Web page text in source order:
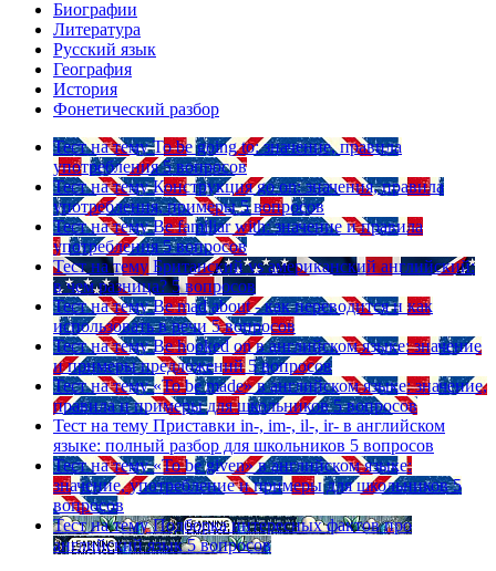
Биографии
Литература
Русский язык
География
История
Фонетический разбор
Тест на тему To be going to: значение, правила
употребления 5 вопросов
Тест на тему Конструкция go on: значения, правила
употребления, примеры 5 вопросов
Тест на тему Be familiar with: значение и правила
употребления 5 вопросов
Тест на тему Британский vs американский английский:
в чем разница? 5 вопросов
Тест на тему Be mad about - как переводится и как
использовать в речи 5 вопросов
Тест на тему Be hooked on в английском языке: значение
и примеры предложений 5 вопросов
Тест на тему «To be made» в английском языке: значение,
правила и примеры для школьников 5 вопросов
Тест на тему Приставки in-, im-, il-, ir- в английском
языке: полный разбор для школьников 5 вопросов
Тест на тему «To be given» в английском языке:
значение, употребление и примеры для школьников 5
вопросов
Тест на тему Подборка интересных фактов про
английский язык 5 вопросов